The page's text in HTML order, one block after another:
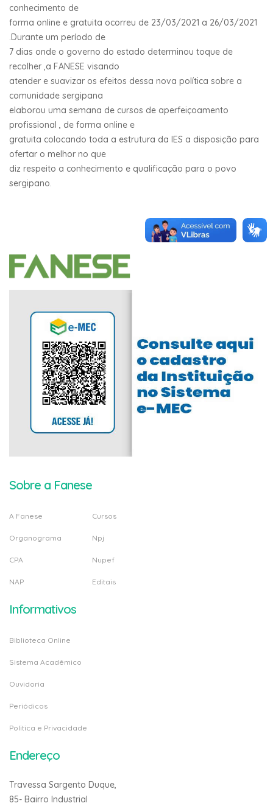
conhecimento de
forma online e gratuita ocorreu de 23/03/2021 a 26/03/2021
.Durante um período de
7 dias onde o governo do estado determinou toque de
recolher ,a FANESE visando
atender e suavizar os efeitos dessa nova política sobre a
comunidade sergipana
elaborou uma semana de cursos de aperfeiçoamento
profissional , de forma online e
gratuita colocando toda a estrutura da IES a disposição para
ofertar o melhor no que
diz respeito a conhecimento e qualificação para o povo
sergipano.
Sobre a Fanese
A Fanese
Organograma
CPA
NAP
Cursos
Npj
Nupef
Editais
Informativos
Biblioteca Online
Sistema Acadêmico
Ouvidoria
Periódicos
Politica e Privacidade
Endereço
Travessa Sargento Duque,
85- Bairro Industrial